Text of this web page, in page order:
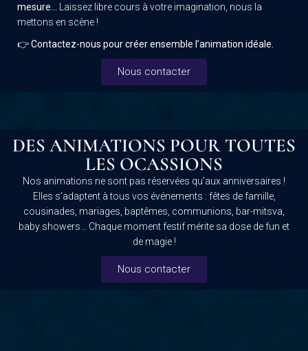
mesure…
Laissez libre cours à votre imagination, nous la
mettons en scène !
👉Contactez-nous pour créer ensemble l’animation idéale.
Nous contacter
DES ANIMATIONS POUR TOUTES
LES OCASSIONS
Nos animations ne sont pas réservées qu’aux anniversaires !
Elles s’adaptent à tous vos événements : fêtes de famille,
cousinades, mariages, baptêmes, communions, bar-mitsva,
baby showers… Chaque moment festif mérite sa dose de fun et
de magie !
Nous contacter